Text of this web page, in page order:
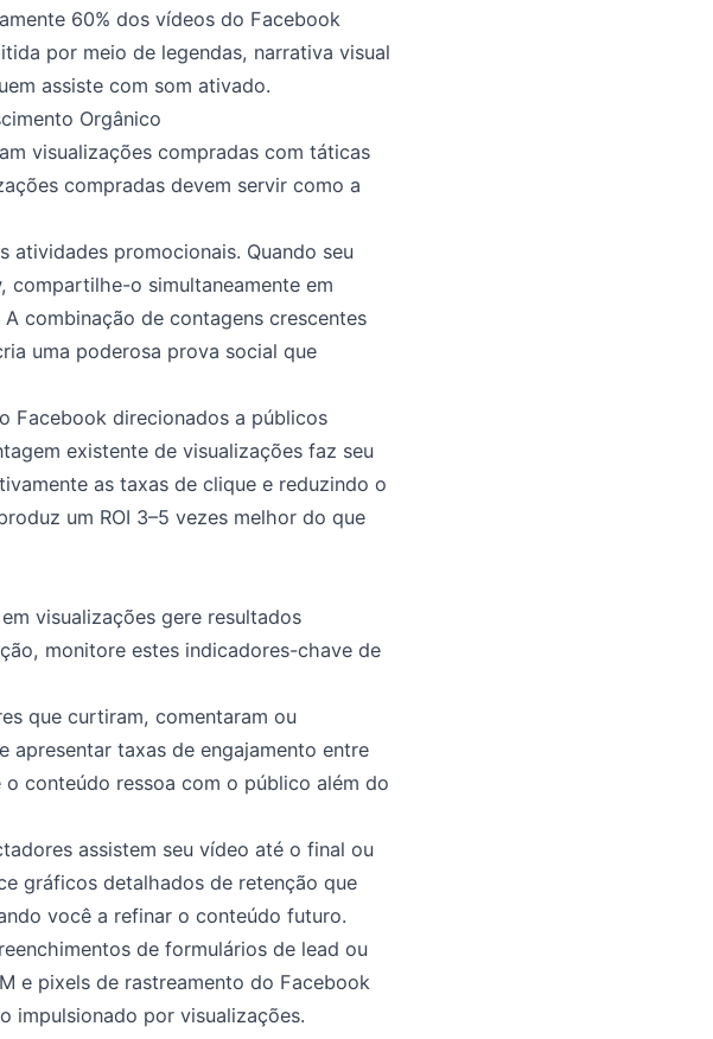
60% dos vídeos do Facebook
por meio de legendas, narrativa visual
assiste com som ativado.
Orgânico
visualizações compradas com táticas
compradas devem servir como a
atividades promocionais. Quando seu
compartilhe-o simultaneamente em
combinação de contagens crescentes
uma poderosa prova social que
Facebook direcionados a públicos
existente de visualizações faz seu
as taxas de clique e reduzindo o
um ROI 3–5 vezes melhor do que
visualizações gere resultados
monitore estes indicadores-chave de
que curtiram, comentaram ou
apresentar taxas de engajamento entre
conteúdo ressoa com o público além do
assistem seu vídeo até o final ou
gráficos detalhados de retenção que
você a refinar o conteúdo futuro.
de formulários de lead ou
e pixels de rastreamento do Facebook
impulsionado por visualizações.